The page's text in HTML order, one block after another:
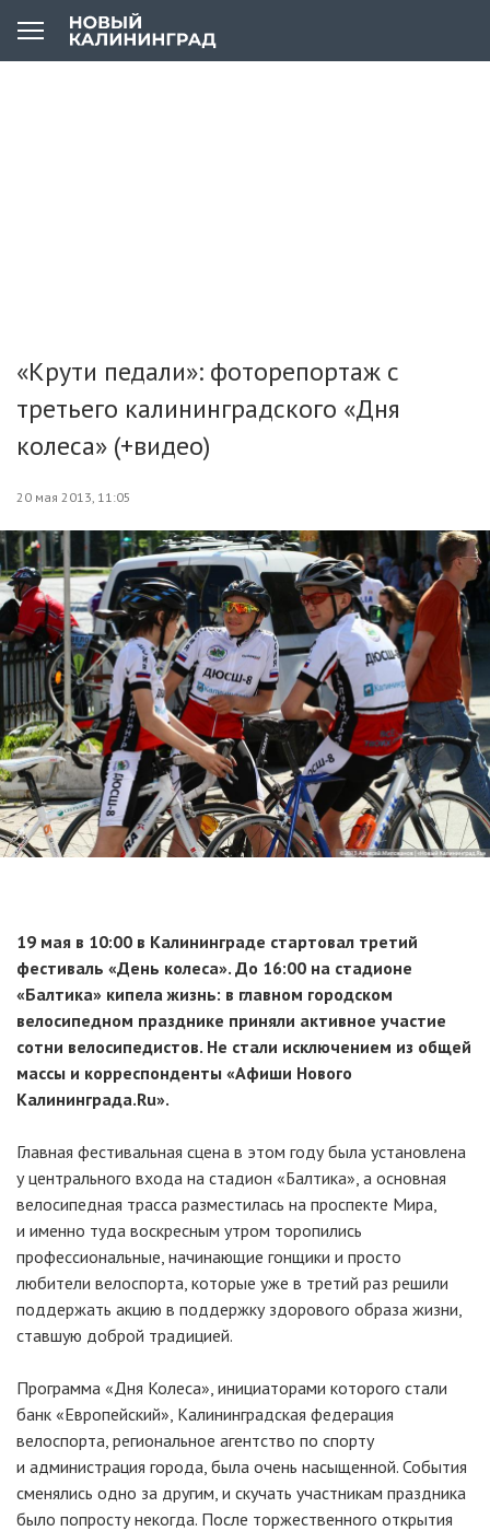
«Крути педали»: фоторепортаж с
третьего калининградского «Дня
колеса» (+видео)
20 мая 2013, 11:05
19 мая в 10:00 в Калининграде стартовал третий
фестиваль «День колеса». До 16:00 на стадионе
«Балтика» кипела жизнь: в главном городском
велосипедном празднике приняли активное участие
сотни велосипедистов. Не стали исключением из общей
массы и корреспонденты «Афиши Нового
Калининграда.Ru».
Главная фестивальная сцена в этом году была установлена
у центрального входа на стадион «Балтика», а основная
велосипедная трасса разместилась на проспекте Мира,
и именно туда воскресным утром торопились
профессиональные, начинающие гонщики и просто
любители велоспорта, которые уже в третий раз решили
поддержать акцию в поддержку здорового образа жизни,
ставшую доброй традицией.
Программа «Дня Колеса», инициаторами которого стали
банк «Европейский» , Калининградская федерация
велоспорта, региональное агентство по спорту
и администрация города, была очень насыщенной. События
сменялись одно за другим, и скучать участникам праздника
было попросту некогда. После торжественного открытия